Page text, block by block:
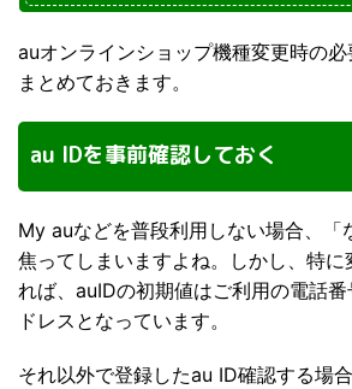
auオンラインショップ機種変更時の
まとめておきます。
au IDを事前確認しておく
My auなどを普段利用しない場合、「
焦ってしまいますよね。しかし、特に
れば、auIDの初期値はご利用の電話
ドレスとなっています。
それ以外で登録したau ID確認する場